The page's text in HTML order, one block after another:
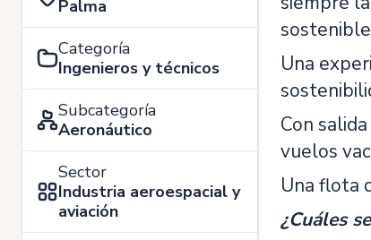
Palma
Categoría
Ingenieros y técnicos
Subcategoría
Aeronáutico
Sector
Industria aeroespacial y
aviación
Una
Con
vuelos
Una flota
¿Cuáles